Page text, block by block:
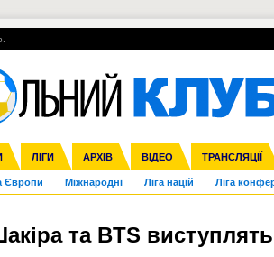
ЛІГИ АРХІВ ВІДЕО ТРАНСЛЯЦІЇ
Перша ліга Друга ліга Кубок України
Європи Міжнародні Ліга націй Ліга
Італія Німеччина Франція Інші
Росія Кубок конфедерацій ЧЄ-2015 (U-21)
тур ВІЙНА УПЛ-ПЕРЕХОДИ
та BTS